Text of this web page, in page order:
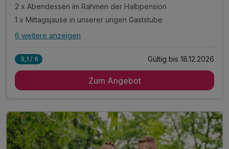
2 x Abendessen im Rahmen der Halbpension
1 x Mittagsjause in unserer urigen Gaststube
Alle Inklusivleistungen
2 x genussvolles Langschläfer Frühstück bis 11:30
1 x Kaffee und Kuchen
inkl. Nutzung der Bade- und Saunalandschaft
inkl. Leihbademantel
6 weitere anzeigen
5,1 / 6 Gültig bis 18.12.2026
Zum Angebot